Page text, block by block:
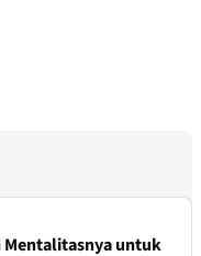
Mentalitasnya untuk